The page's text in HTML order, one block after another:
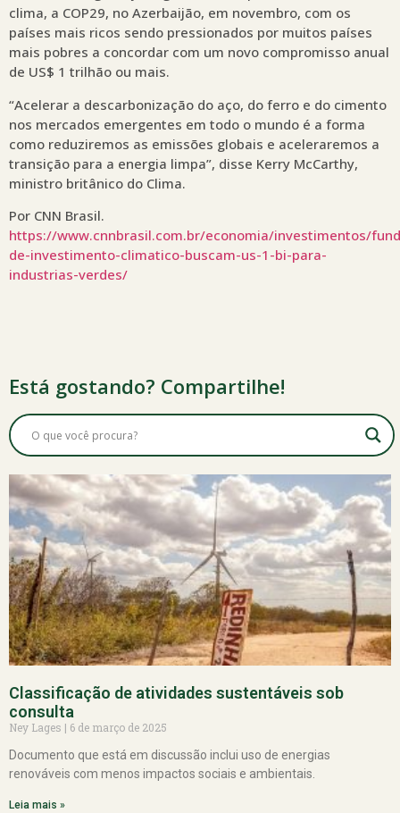
clima, a COP29, no Azerbaijão, em novembro, com os
países mais ricos sendo pressionados por muitos países
mais pobres a concordar com um novo compromisso anual
de US$ 1 trilhão ou mais.
“Acelerar a descarbonização do aço, do ferro e do cimento
nos mercados emergentes em todo o mundo é a forma
como reduziremos as emissões globais e aceleraremos a
transição para a energia limpa”, disse Kerry McCarthy,
ministro britânico do Clima.
Por CNN Brasil.
https://www.cnnbrasil.com.br/economia/investimentos/
de-investimento-climatico-buscam-us-1-bi-para-
industrias-verdes/
Está gostando? Compartilhe!
Classificação de atividades sustentáveis sob
consulta
Ney Lages
6 de março de 2025
Documento que está em discussão inclui uso de energias
renováveis com menos impactos sociais e ambientais.
Leia mais »